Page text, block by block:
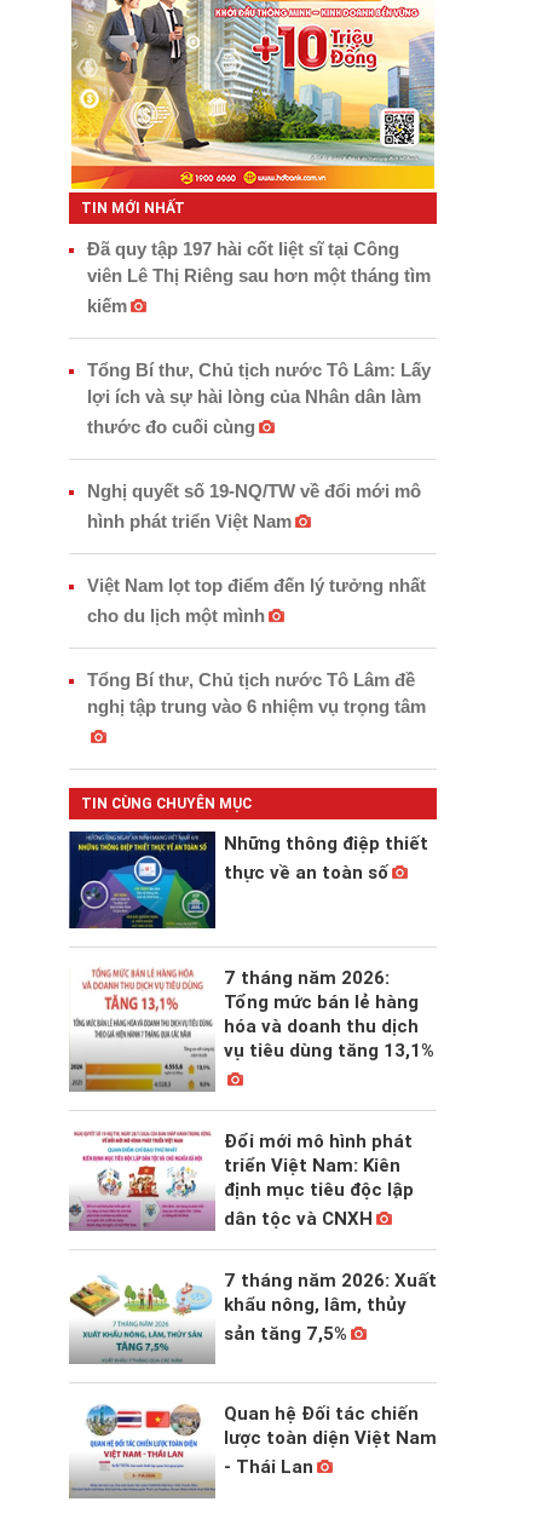
TIN MỚI NHẤT
Đã quy tập 197 hài cốt liệt sĩ tại Công
viên Lê Thị Riêng sau hơn một tháng tìm
kiếm
Tổng Bí thư, Chủ tịch nước Tô Lâm: Lấy
lợi ích và sự hài lòng của Nhân dân làm
thước đo cuối cùng
Nghị quyết số 19-NQ/TW về đổi mới mô
hình phát triển Việt Nam
Việt Nam lọt top điểm đến lý tưởng nhất
cho du lịch một mình
Tổng Bí thư, Chủ tịch nước Tô Lâm đề
nghị tập trung vào 6 nhiệm vụ trọng tâm
TIN CÙNG CHUYÊN MỤC
Những thông điệp thiết
thực về an toàn số
7 tháng năm 2026:
Tổng mức bán lẻ hàng
hóa và doanh thu dịch
vụ tiêu dùng tăng 13,1%
Đổi mới mô hình phát
triển Việt Nam: Kiên
định mục tiêu độc lập
dân tộc và CNXH
7 tháng năm 2026: Xuất
khẩu nông, lâm, thủy
sản tăng 7,5%
Quan hệ Đối tác chiến
lược toàn diện Việt Nam
- Thái Lan